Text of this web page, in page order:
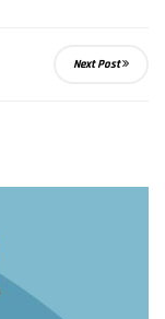
Next Post